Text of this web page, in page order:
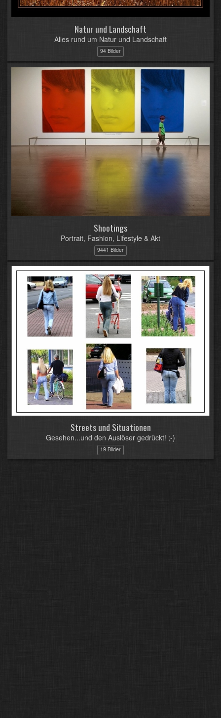
Natur und Landschaft
Alles rund um Natur und Landschaft
94 Bilder
Shootings
Portrait, Fashion, Lifestyle & Akt
9441 Bilder
Streets und Situationen
Gesehen...und den Auslöser gedrückt! ;-)
19 Bilder